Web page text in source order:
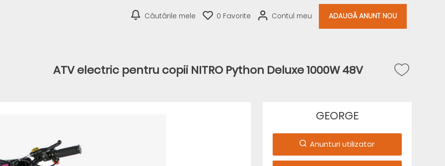
Căutările mele 0 Favorite Contul meu ADAUGĂ ANUNT NOU
ATV electric pentru copii NITRO Python Deluxe 1000W 48V
GEORGE
Anunturi utilizator